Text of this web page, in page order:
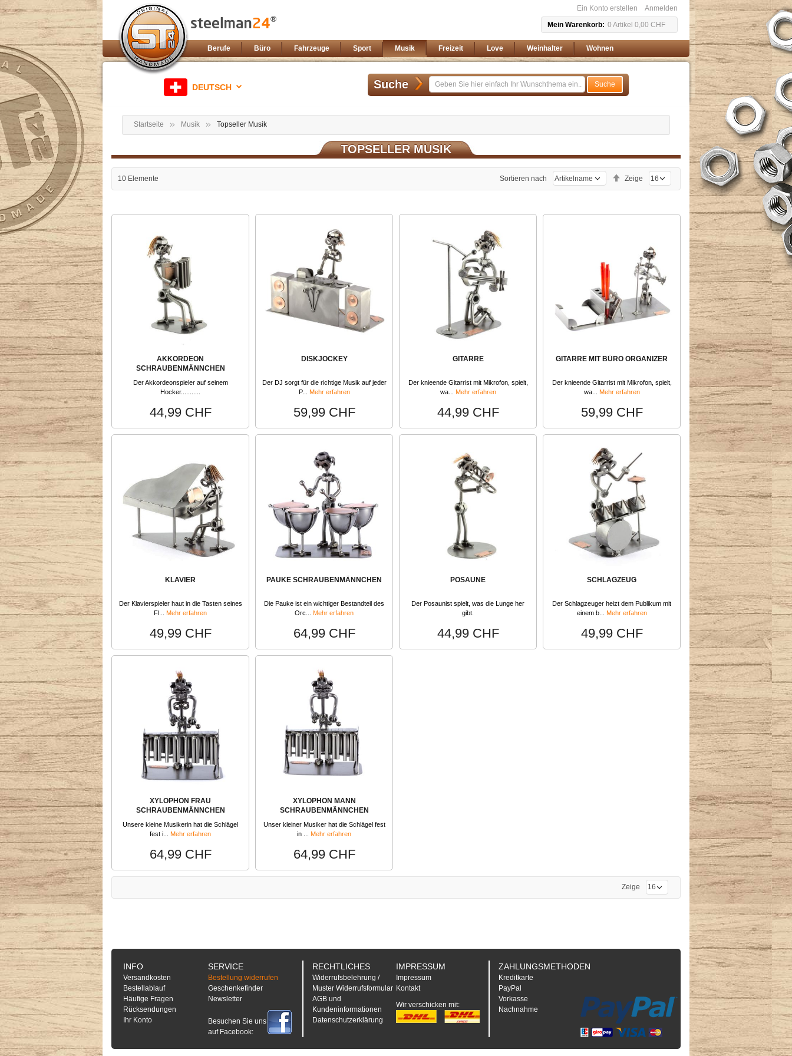
Anmelden
Ein Konto erstellen
Mein Warenkorb
0 Artikel 0,00 CHF
Berufe Büro Fahrzeuge Sport Musik Freizeit Love Weinhalter Wohnen
DEUTSCH Suche Suche
Startseite Musik Topseller Musik
TOPSELLER MUSIK
10 Elemente Zeige
Sortieren nach
Absteigend
sortieren
AKKORDEON
SCHRAUBENMÄNNCHEN
Der Akkordeonspieler auf seinem
Hocker...........
44,99 CHF
DISKJOCKEY
Der DJ sorgt für die richtige Musik auf jeder
P...
Mehr erfahren
59,99 CHF
GITARRE
Der knieende Gitarrist mit Mikrofon, spielt,
wa...
Mehr erfahren
44,99 CHF
GITARRE MIT BÜRO ORGANIZER
Der knieende Gitarrist mit Mikrofon, spielt,
wa...
Mehr erfahren
59,99 CHF
KLAVIER
Der Klavierspieler haut in die Tasten seines
Fl... Mehr erfahren
49,99 CHF
PAUKE SCHRAUBENMÄNNCHEN
Die Pauke ist ein wichtiger Bestandteil des
Orc... Mehr erfahren
64,99 CHF
POSAUNE
Der Posaunist spielt, was die Lunge her
gibt.
44,99 CHF
SCHLAGZEUG
Der Schlagzeuger heizt dem Publikum mit
einem b... Mehr erfahren
49,99 CHF
XYLOPHON FRAU
SCHRAUBENMÄNNCHEN
Unsere kleine Musikerin hat die Schlägel
fest i... Mehr erfahren
64,99 CHF
XYLOPHON MANN
SCHRAUBENMÄNNCHEN
Unser kleiner Musiker hat die Schlägel fest
in ... Mehr erfahren
64,99 CHF
Zeige
INFO
Versandkosten
Bestellablauf
Häufige Fragen
Rücksendungen
Ihr Konto
SERVICE
Bestellung widerrufen
Geschenkefinder
Newsletter
Besuchen Sie uns
auf Facebook:
RECHTLICHES
Widerrufsbelehrung /
Muster Widerrufsformular
AGB und
Kundeninformationen
Datenschutzerklärung
IMPRESSUM
Impressum
Kontakt
Wir verschicken mit:
ZAHLUNGSMETHODEN
Kreditkarte
PayPal
Vorkasse
Nachnahme